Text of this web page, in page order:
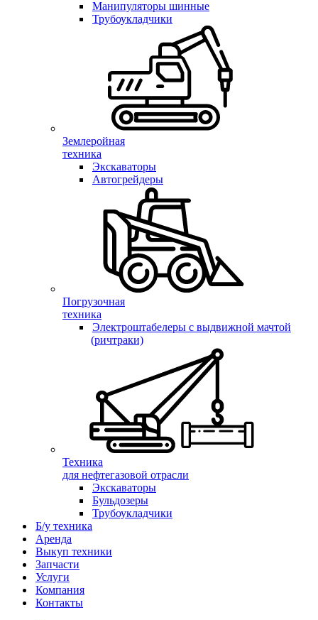
Манипуляторы шинные
Трубоукладчики
Землеройная
техника
Экскаваторы
Автогрейдеры
Погрузочная
техника
Электроштабелеры с выдвижной мачтой
(ричтраки)
Техника
для нефтегазовой отрасли
Экскаваторы
Бульдозеры
Трубоукладчики
Б/у техника
Аренда
Выкуп техники
Запчасти
Услуги
Компания
Контакты